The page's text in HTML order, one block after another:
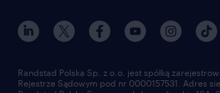
Randstad Polska Sp. z o.o. jest spółką
Rejestrze Sądowym pod nr 0000157531. Adres